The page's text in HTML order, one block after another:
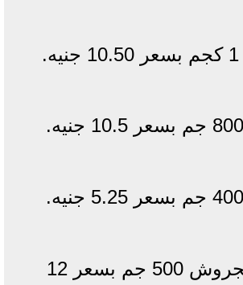
6- عدس مجروش 500 جم بسعر 12